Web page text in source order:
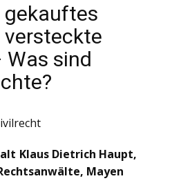
gekauftes
versteckte
Was sind
Klaus Dietrich Haupt,
Mayen